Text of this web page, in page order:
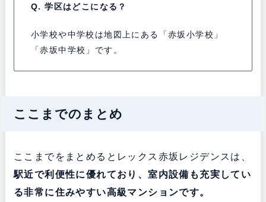
Q. 学区はどこになる？
小学校や中学校は地図上にある「赤坂小学校」
「赤坂中学校」です。
ここまでのまとめ
ここまでをまとめるとレックス赤坂レジデンスは、
駅近で利便性に優れており、室内設備も充実してい
る非常に住みやすい高級マンションです。